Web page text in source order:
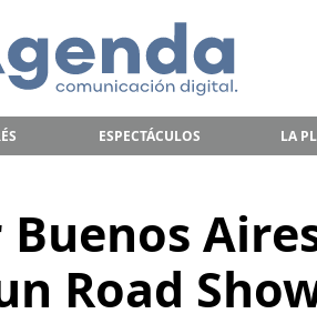
ESPECTÁCULOS LA
Road